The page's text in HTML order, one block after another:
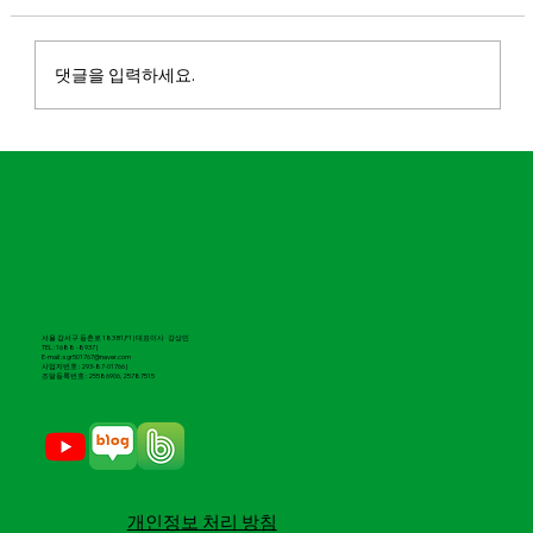
댓글을 입력하세요.
서울 강서구 등촌로 183 B1,F1 | 대표이사 강상민
TEL : 1688 -8937 |
E-mail : sgr501767@naver.com
​사업자번호 : 293-87-01766 |
조달등록번호 : 25586906, 25787515
​개인정보 처리 방침